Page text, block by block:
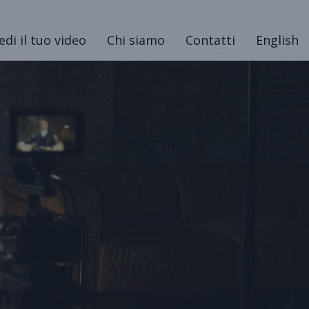
il tuo video Chi siamo Contatti English